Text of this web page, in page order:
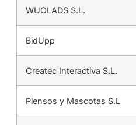
WUOLADS S.L.
BidUpp
Createc Interactiva S.L.
Piensos y Mascotas S.L